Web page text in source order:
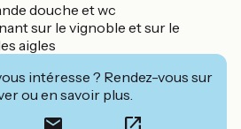
douche et wc
sur le vignoble et sur le
aigles
intéresse ? Rendez-vous sur
ou en savoir plus.